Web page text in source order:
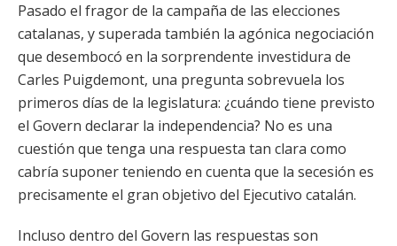
Pasado el fragor de la campaña de las elecciones
catalanas, y superada también la agónica negociación
que desembocó en la sorprendente investidura de
Carles Puigdemont, una pregunta sobrevuela los
primeros días de la legislatura: ¿cuándo tiene previsto
el Govern declarar la independencia? No es una
cuestión que tenga una respuesta tan clara como
cabría suponer teniendo en cuenta que la secesión es
precisamente el gran objetivo del Ejecutivo catalán.
Incluso dentro del Govern las respuestas son